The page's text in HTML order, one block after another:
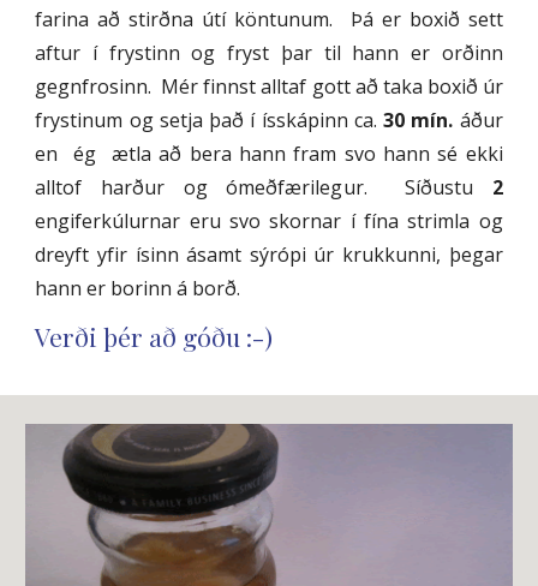
farina að stirðna útí köntunum. Þá er boxið sett
aftur í frystinn og fryst þar til hann er orðinn
gegnfrosinn. Mér finnst alltaf gott að taka boxið úr
frystinum og setja það í ísskápinn ca.30 mín. áður
en ég ætla að bera hann fram svo hann sé ekki
alltof harður og ómeðfærilegur. Síðustu 2
engiferkúlurnar eru svo skornar í fína strimla og
dreyft yfir ísinn ásamt sýrópi úr krukkunni, þegar
hann er borinn á borð.
Verði þér að góðu :-)